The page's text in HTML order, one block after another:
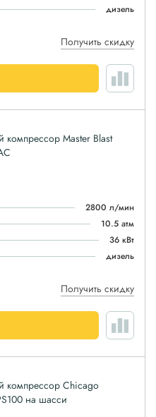
дизель
Получить скидку
компрессор Master Blast
2800 л/мин
10.5 атм
36 кВт
дизель
Получить скидку
компрессор Chicago
на шасси